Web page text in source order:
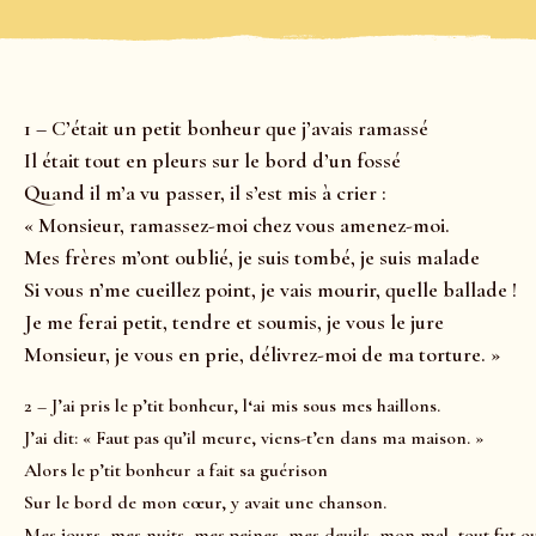
1 – C’était un petit bonheur que j’avais ramassé
Il était tout en pleurs sur le bord d’un fossé
Quand il m’a vu passer, il s’est mis à crier :
« Monsieur, ramassez-moi chez vous amenez-moi.
Mes frères m’ont oublié, je suis tombé, je suis malade
Si vous n’me cueillez point, je vais mourir, quelle ballade !
Je me ferai petit, tendre et soumis, je vous le jure
Monsieur, je vous en prie, délivrez-moi de ma torture. »
2 – J’ai pris le p’tit bonheur, l‘ai mis sous mes haillons.
J’ai dit: « Faut pas qu’il meure, viens-t’en dans ma maison. »
Alors le p’tit bonheur a fait sa guérison
Sur le bord de mon cœur, y avait une chanson.